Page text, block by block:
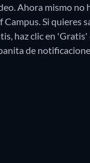
Ahora mismo no
Si quieres
haz clic en
de